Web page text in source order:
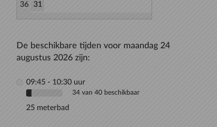
36
31
De beschikbare tijden voor maandag 24
augustus 2026 zijn:
09:45 - 10:30 uur
34 van 40 beschikbaar
25 meterbad